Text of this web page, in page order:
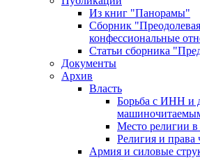
Из книг "Панорамы"
Сборник
конфессиональные
Статьи сборника
Документы
Архив
Власть
Борьба с ИНН и
Место религии
Религия и права
Армия и силовые